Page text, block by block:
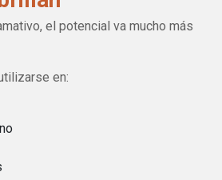
el potencial va mucho más
en: